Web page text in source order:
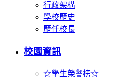
行政架構
學校歷史
歷任校長
校園資訊
☆學生榮譽榜☆